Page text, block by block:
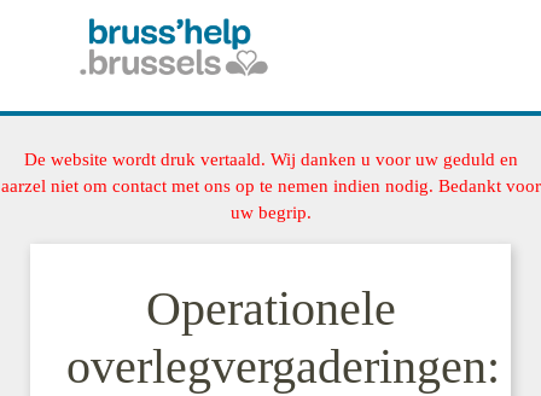
De website wordt druk vertaald. Wij danken u voor uw geduld en
aarzel niet om contact met ons op te nemen indien nodig. Bedankt voor
uw begrip.
Operationele
overlegvergaderingen: